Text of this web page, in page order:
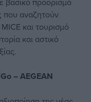
που αναζητούν
και τουρισμό
και αστικό
– AEGEAN